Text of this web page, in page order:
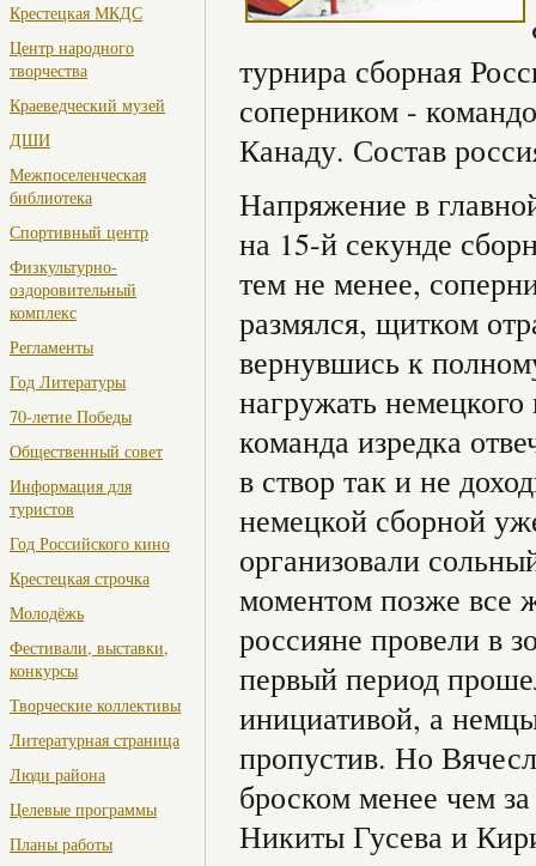
Крестецкая МКДС
Центр народного
творчества
Краеведческий музей
ДШИ
Межпоселенческая
библиотека
Спортивный центр
Физкультурно-
оздоровительный
комплекс
Регламенты
Год Литературы
70-летие Победы
Общественный совет
Информация для
туристов
Год Российского кино
Крестецкая строчка
Молодёжь
Фестивали, выставки,
конкурсы
Творческие коллективы
Литературная страница
Люди района
Целевые программы
Планы работы
турнира сборная
соперником -
Канаду. Состав
Напряжение в
на 15-й секунде
тем не менее,
размялся, щитком
вернувшись к
нагружать
команда изредка
в створ так и не
немецкой сборной
организовали
моментом позже все
россияне провели в
первый период
инициативой, а
пропустив. Но
броском менее чем
Никиты Гусева и